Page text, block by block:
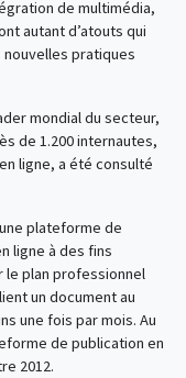
de multimédia,
autant d’atouts qui
pratiques
mondial du secteur,
de 1.200 internautes,
ligne, a été consulté
plateforme de
ligne à des fins
le plan professionnel
un document au
une fois par mois. Au
de publication en
2012.